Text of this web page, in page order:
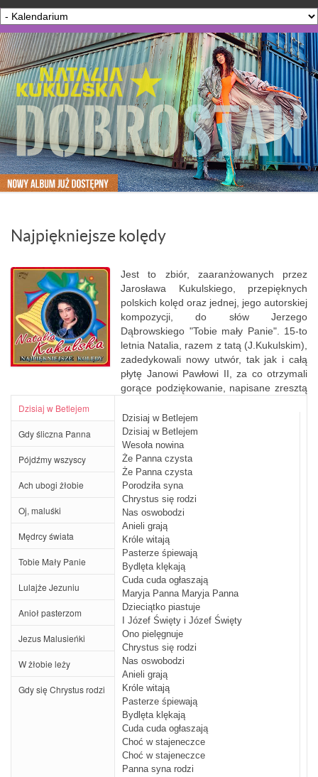
Najpiękniejsze kolędy
Jest to zbiór, zaaranżowanych przez
Jarosława Kukulskiego, przepięknych
polskich kolęd oraz jednej, jego autorskiej
kompozycji, do słów Jerzego
Dąbrowskiego "Tobie mały Panie". 15-to
letnia Natalia, razem z tatą (J.Kukulskim),
zadedykowali nowy utwór, tak jak i całą
płytę Janowi Pawłowi II, za co otrzymali
gorące podziękowanie, napisane zresztą
zajmuje centralne miejsce w gabinecie taty Natalii. Co ciekawe, na
tym albumie, w kilku partiach na skrzypcach, gra - kilkunastoletnia
wtedy - Patrycja Jopek, siostra Ani. Kaseta ukazała się w 1991,
płyta kompaktowa w 1992, nakładem krakowskiej firmy Poker
Dzisiaj w Betlejem
Gdy śliczna Panna
Pójdźmy wszyscy
Ach ubogi żłobie
Oj, maluśki
Mędrcy świata
Tobie Mały Panie
Lulajże Jezuniu
Anioł pasterzom
Jezus Malusieńki
W żłobie leży
Gdy się Chrystus rodzi
Dzisiaj w Betlejem
Dzisiaj w Betlejem
Wesoła nowina
Że Panna czysta
Że Panna czysta
Porodziła syna
Chrystus się rodzi
Nas oswobodzi
Anieli grają
Króle witają
Pasterze śpiewają
Bydlęta klękają
Cuda cuda ogłaszają
Maryja Panna Maryja Panna
Dzieciątko piastuje
I Józef Święty i Józef Święty
Ono pielęgnuje
Chrystus się rodzi
Nas oswobodzi
Anieli grają
Króle witają
Pasterze śpiewają
Bydlęta klękają
Cuda cuda ogłaszają
Choć w stajeneczce
Choć w stajeneczce
Panna syna rodzi